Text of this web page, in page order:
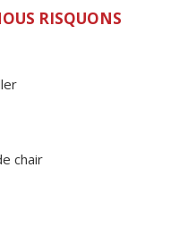
RISQUONS
chair